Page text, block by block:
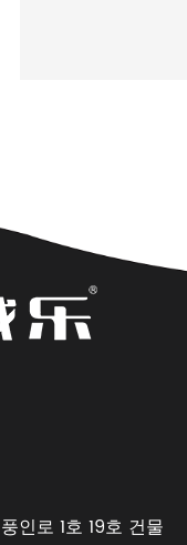
인로 1호 19호 건물